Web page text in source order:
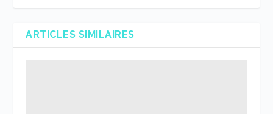
ARTICLES SIMILAIRES